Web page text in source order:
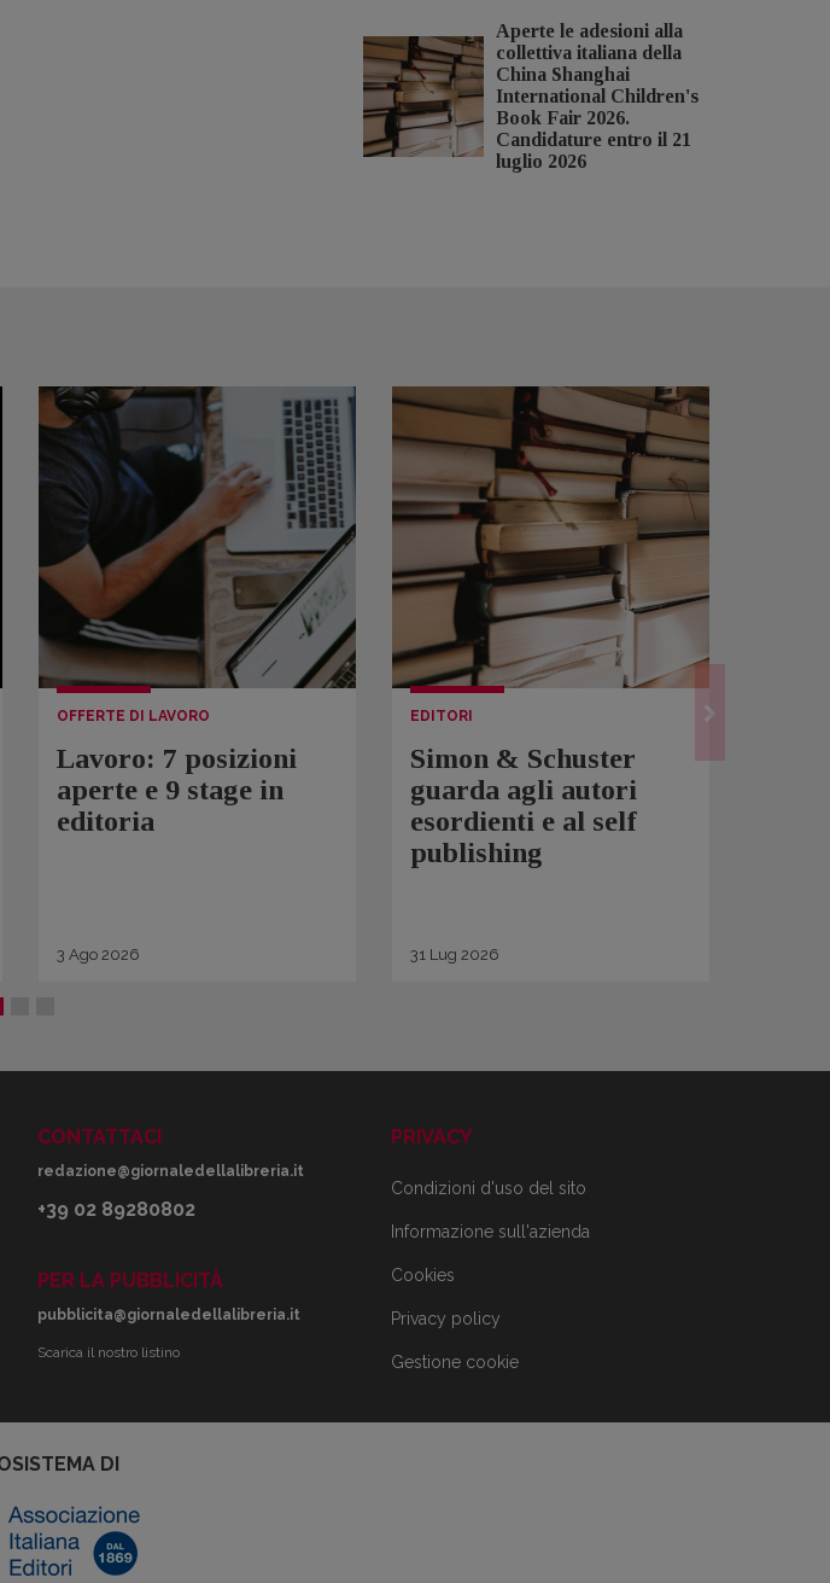
Aperte le adesioni alla
collettiva italiana della
China Shanghai
International Children's
Book Fair 2026.
Candidature entro il 21
luglio 2026
OFFERTE DI LAVORO
Lavoro: 7 posizioni
aperte e 9 stage in
editoria
3 Ago 2026
EDITORI
Simon & Schuster
guarda agli autori
esordienti e al self
publishing
31 Lug 2026
CONTATTACI
redazione@giornaledellalibreria.it
+39 02 89280802
PER LA PUBBLICITÀ
pubblicita@giornaledellalibreria.it
Scarica il nostro listino
PRIVACY
Condizioni d'uso del sito
Informazione sull'azienda
Cookies
Privacy policy
Gestione cookie
DI